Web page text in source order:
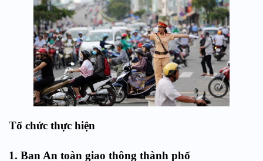
Tổ chức thực hiện
1. Ban An toàn giao thông thành phố